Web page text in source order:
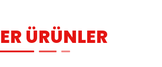
ÜRÜNLER